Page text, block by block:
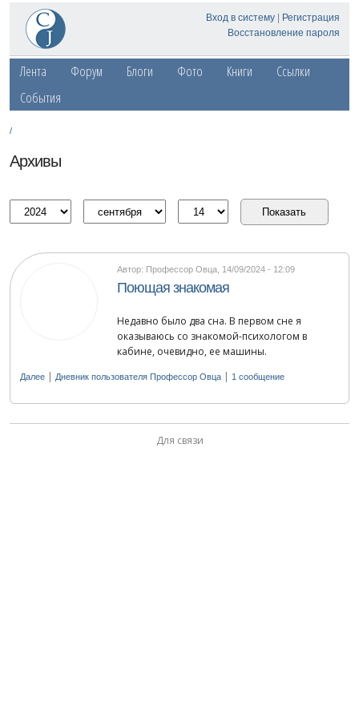
Вход в систему
Регистрация
Восстановление пароля
Лента Форум Блоги Фото Книги
Ссылки
События
/
Архивы
Автор: Профессор Овца, 14/09/2024 - 12:09
Поющая знакомая
Недавно было два сна. В первом сне я
оказываюсь со знакомой-психологом в
кабине, очевидно, ее машины.
Далее | Дневник пользователя Профессор Овца | 1 сообщение
Для связи